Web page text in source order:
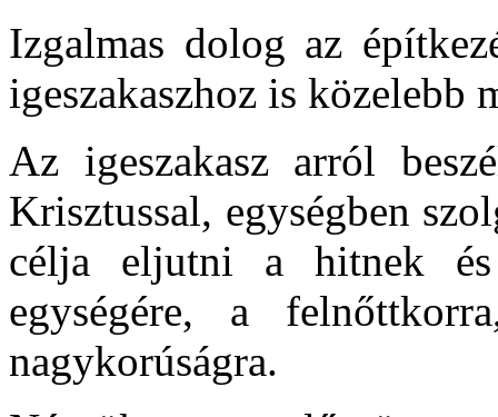
Izgalmas dolog az
igeszakaszhoz is közelebb
Az igeszakasz arról
Krisztussal, egységben
célja eljutni a hitnek és
egységére, a
nagykorúságra.